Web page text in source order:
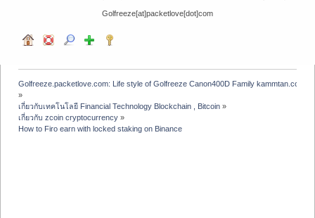
Golfreeze[at]packetlove[dot]com
Golfreeze.packetlove.com: Life style of Golfreeze Canon400D Family kammtan.com
»
เกี่ยวกับเทคโนโลยี Financial Technology Blockchain , Bitcoin »
เกี่ยวกับ zcoin cryptocurrency »
How to Firo earn with locked staking on Binance